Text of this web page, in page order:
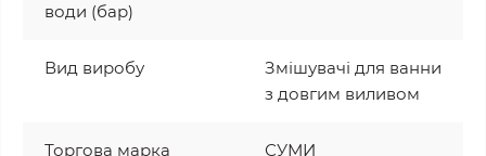
води (бар)
Вид виробу
Змішувачі для ванни
з довгим виливом
Торгова марка СУМИ